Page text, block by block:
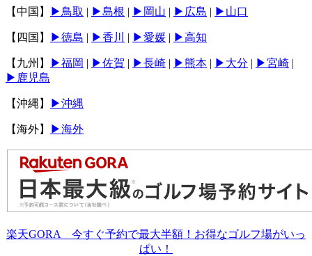
【中国】 ▶︎鳥取 | ▶︎島根 | ▶︎岡山 | ▶︎広島 | ▶︎山口
【四国】 ▶︎徳島 | ▶︎香川 | ▶︎愛媛 | ▶︎高知
【九州】 ▶︎福岡 | ▶︎佐賀 | ▶︎長崎 | ▶︎熊本 | ▶︎大分 | ▶︎宮崎 |
▶︎鹿児島
【沖縄】 ▶︎沖縄
【海外】 ▶海外
楽天GORA 今すぐ予約で最大半額！お得なゴルフ場がいっ
ぱい！